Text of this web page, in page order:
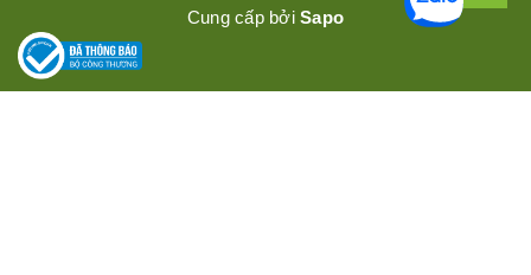
Cung cấp bởiSapo